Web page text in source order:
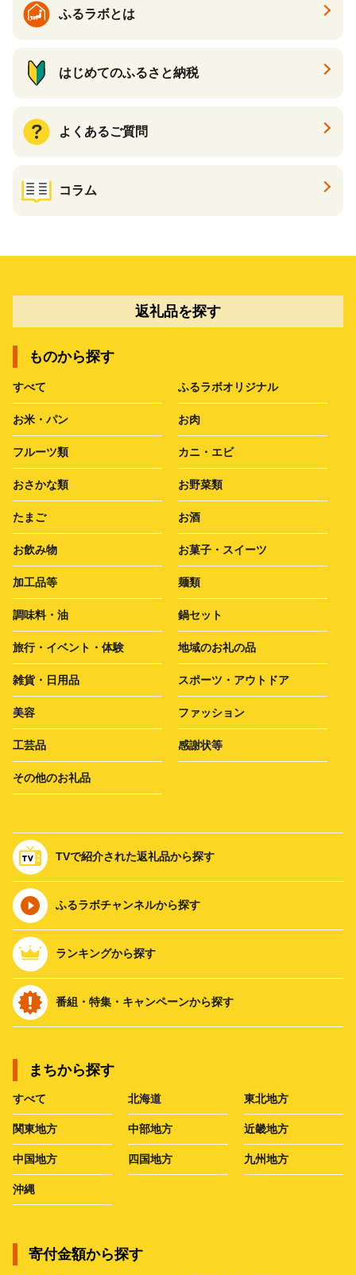
ふるラボとは
はじめてのふるさと納税
よくあるご質問
コラム
返礼品を探す
ものから探す
すべて ふるラボオリジナル
お米・パン お肉
フルーツ類 カニ・エビ
おさかな類 お野菜類
たまご お酒
お飲み物 お菓子・スイーツ
加工品等 麺類
調味料・油 鍋セット
旅行・イベント・体験 地域のお礼の品
雑貨・日用品 スポーツ・アウトドア
美容 ファッション
工芸品 感謝状等
その他のお礼品
TVで紹介された返礼品から探す
ふるラボチャンネルから探す
ランキングから探す
番組・特集・キャンペーンから探す
まちから探す
すべて 北海道 東北地方
関東地方 中部地方 近畿地方
中国地方 四国地方 九州地方
沖縄
寄付金額から探す